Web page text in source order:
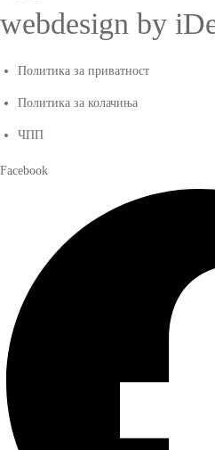
webdesign by
Политика за приватност
Политика за колачиња
ЧПП
Facebook